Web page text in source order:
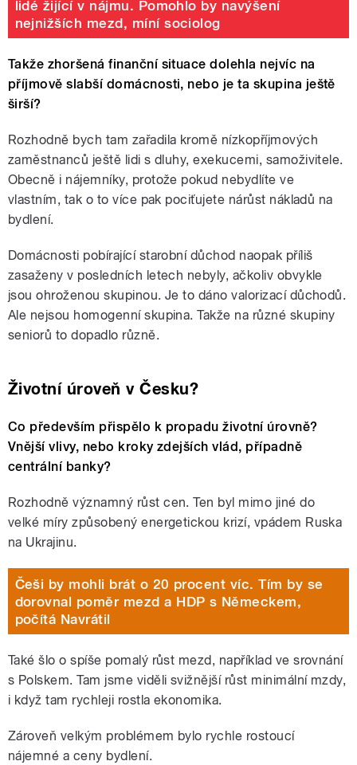
lidé žijící v nájmu. Pomohlo by navýšení
nejnižších mezd, míní sociolog
Takže zhoršená finanční situace dolehla nejvíc na
příjmově slabší domácnosti, nebo je ta skupina ještě
širší?
Rozhodně bych tam zařadila kromě nízkopříjmových
zaměstnanců ještě lidi s dluhy, exekucemi, samoživitele.
Obecně i nájemníky, protože pokud nebydlíte ve
vlastním, tak o to více pak pociťujete nárůst nákladů na
bydlení.
Domácnosti pobírající starobní důchod naopak příliš
zasaženy v posledních letech nebyly, ačkoliv obvykle
jsou ohroženou skupinou. Je to dáno valorizací důchodů.
Ale nejsou homogenní skupina. Takže na různé skupiny
seniorů to dopadlo různě.
Životní úroveň v Česku?
Co především přispělo k propadu životní úrovně?
Vnější vlivy, nebo kroky zdejších vlád, případně
centrální banky?
Rozhodně významný růst cen. Ten byl mimo jiné do
velké míry způsobený energetickou krizí, vpádem Ruska
na Ukrajinu.
Češi by mohli brát o 20 procent víc. Tím by se
dorovnal poměr mezd a HDP s Německem,
počítá Navrátil
Také šlo o spíše pomalý růst mezd, například ve srovnání
s Polskem. Tam jsme viděli svižnější růst minimální mzdy,
i když tam rychleji rostla ekonomika.
Zároveň velkým problémem bylo rychle rostoucí
nájemné a ceny bydlení.